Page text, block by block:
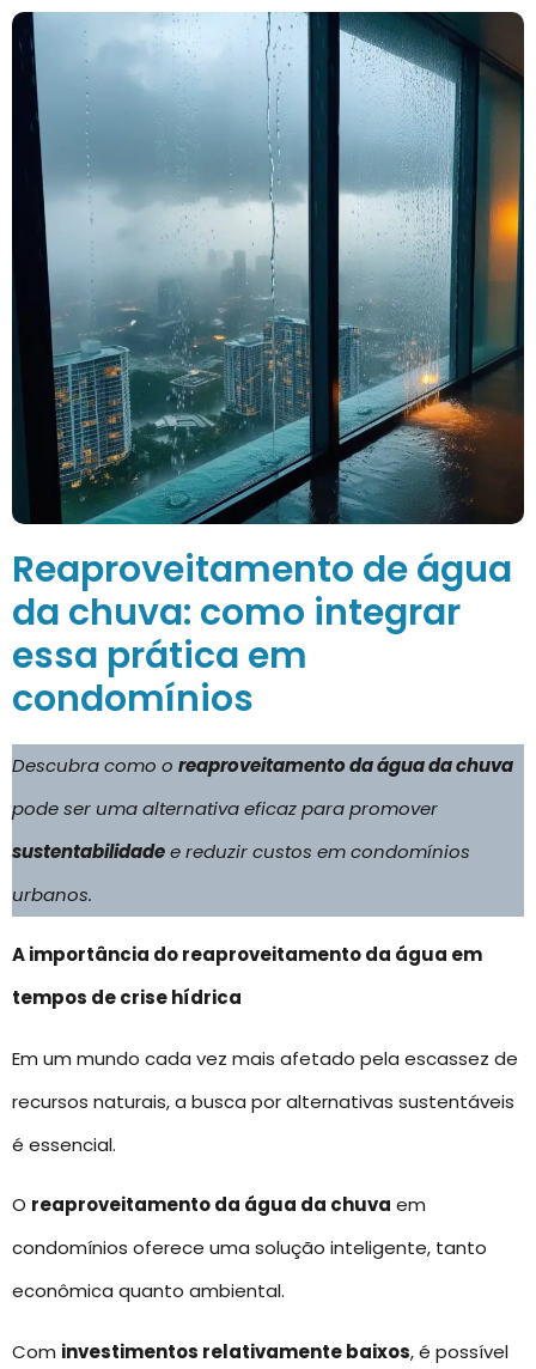
Reaproveitamento de água
da chuva: como integrar
essa prática em
condomínios
Descubra como o reaproveitamento da água da chuva
pode ser uma alternativa eficaz para promover
sustentabilidadee reduzir custos em condomínios
urbanos.
A importância do reaproveitamento da água em
tempos de crise hídrica
Em um mundo cada vez mais afetado pela escassez de
recursos naturais, a busca por alternativas sustentáveis
é essencial.
O reaproveitamento da água da chuva em
condomínios oferece uma solução inteligente, tanto
econômica quanto ambiental.
Com investimentos relativamente baixos, é possível